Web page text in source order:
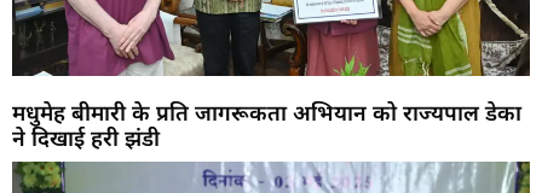
मधुमेह बीमारी के प्रति जागरूकता अभियान को राज्यपाल डेका
ने दिखाई हरी झंडी